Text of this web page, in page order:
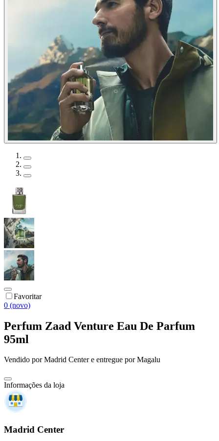
Favoritar
0 (novo)
Perfum Zaad Venture Eau De Parfum
95ml
Vendido porMadrid Centere entregue por Magalu
Informações da loja
Madrid Center